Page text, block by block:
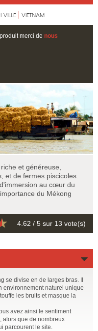
VILLE VIETNAM
merci de nous
et généreuse,
et de fermes piscicoles.
au cœur du
du Mékong
4.62 / 5 sur 13 vote(s)
se divise en de larges bras. Il
environnement naturel unique
les bruits et masque la
avez ainsi le sentiment
alors que de nombreux
parcourent le site.